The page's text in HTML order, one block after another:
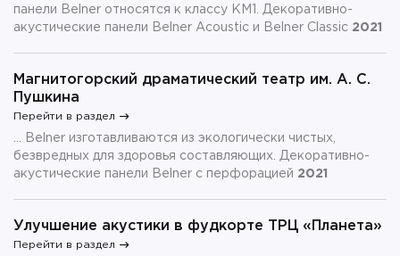
панели Belner относятся к классу КМ1. Декоративно-
акустические панели Belner Acoustic и Belner Classic 2021
Магнитогорский драматический театр им. А. С.
Пушкина
Перейти в раздел
... Belner изготавливаются из экологически чистых,
безвредных для здоровья составляющих. Декоративно-
акустические панели Belner с перфорацией 2021
Улучшение акустики в фудкорте ТРЦ «Планета»
Перейти в раздел